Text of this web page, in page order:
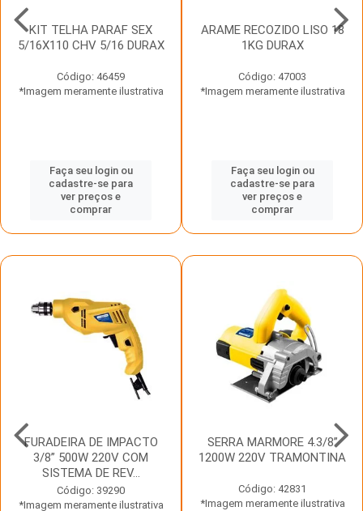
KIT TELHA PARAF SEX
5/16X110 CHV 5/16 DURAX
Código: 46459
*Imagem meramente ilustrativa
Faça seu login ou
cadastre-se para
ver preços e
comprar
ARAME RECOZIDO LISO 18
1KG DURAX
Código: 47003
*Imagem meramente ilustrativa
Faça seu login ou
cadastre-se para
ver preços e
comprar
FURADEIRA DE IMPACTO
3/8” 500W 220V COM
SISTEMA DE REV...
Código: 39290
*Imagem meramente ilustrativa
SERRA MARMORE 4.3/8”
1200W 220V TRAMONTINA
Código: 42831
*Imagem meramente ilustrativa